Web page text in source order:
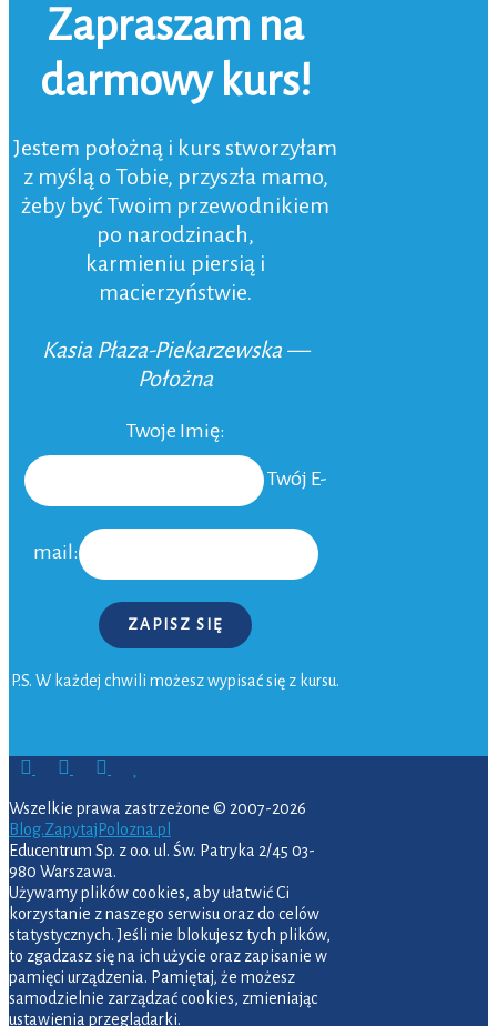
Zapraszam na
darmowy kurs!
Jestem położną i kurs stworzyłam
z myślą o Tobie, przyszła mamo,
żeby być Twoim przewodnikiem
po narodzinach,
karmieniu piersią i
macierzyństwie.
Kasia Płaza-Piekarzewska —
Położna
Twoje Imię:
Twój E-
mail:
ZAPISZ SIĘ
P.S. W każdej chwili możesz wypisać się z kursu.
Wszelkie prawa zastrzeżone © 2007-2026
Blog.ZapytajPolozna.pl
Educentrum Sp. z o.o. ul. Św. Patryka 2/45 03-
980 Warszawa.
Używamy plików cookies, aby ułatwić Ci
korzystanie z naszego serwisu oraz do celów
statystycznych. Jeśli nie blokujesz tych plików,
to zgadzasz się na ich użycie oraz zapisanie w
pamięci urządzenia. Pamiętaj, że możesz
samodzielnie zarządzać cookies, zmieniając
ustawienia przeglądarki.